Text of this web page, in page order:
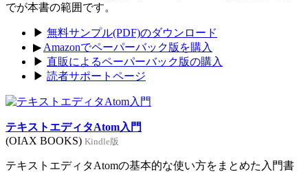
でが本書の範囲です。
▶ 無料サンプル(PDF)のダウンロード
▶ Amazonでペーパーバック版を購入
▶ 直販によるペーパーバック版の購入
▶ 読者サポートページ
テキストエディタAtom入門
(OIAX BOOKS) Kindle版
テキストエディタAtomの基本的な使い方をまとめた入門書